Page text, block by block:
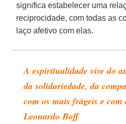
significa estabelecer uma
reciprocidade, com todas as
laço afetivo com elas.
A espiritualidade vive do
da solidariedade, da
com os mais frágeis e
Leonardo Boff